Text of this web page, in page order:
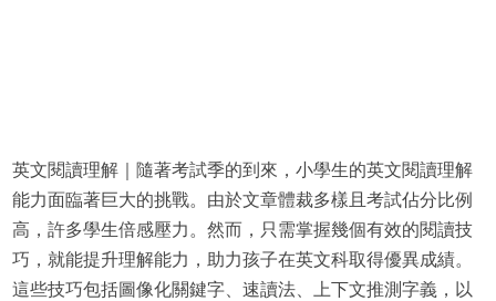
英文閱讀理解｜隨著考試季的到來，小學生的英文閱讀理解
能力面臨著巨大的挑戰。由於文章體裁多樣且考試佔分比例
高，許多學生倍感壓力。然而，只需掌握幾個有效的閱讀技
巧，就能提升理解能力，助力孩子在英文科取得優異成績。
這些技巧包括圖像化關鍵字、速讀法、上下文推測字義，以